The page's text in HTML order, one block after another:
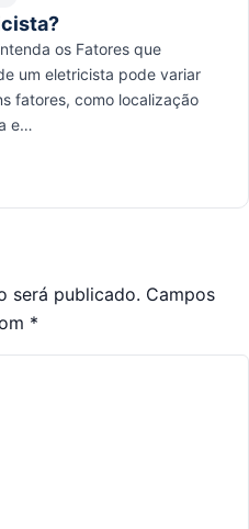
os Fatores que
um eletricista pode variar
fatores, como localização
e…
será publicado. Campos
*